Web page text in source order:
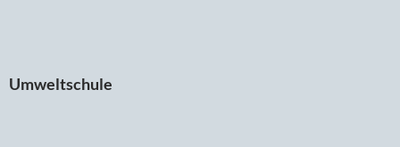
Umweltschule